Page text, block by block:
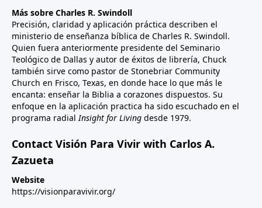
Más sobre Charles R. Swindoll
Precisión, claridad y aplicación práctica describen el
ministerio de enseñanza bíblica de Charles R. Swindoll.
Quien fuera anteriormente presidente del Seminario
Teológico de Dallas y autor de éxitos de librería, Chuck
también sirve como pastor de Stonebriar Community
Church en Frisco, Texas, en donde hace lo que más le
encanta: enseñar la Biblia a corazones dispuestos. Su
enfoque en la aplicación practica ha sido escuchado en el
programa radial Insight for Living desde 1979.
Contact Visión Para Vivir with Carlos A.
Zazueta
Website
https://visionparavivir.org/